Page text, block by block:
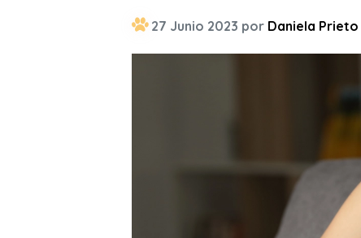
27 Junio 2023 por Daniela Prieto